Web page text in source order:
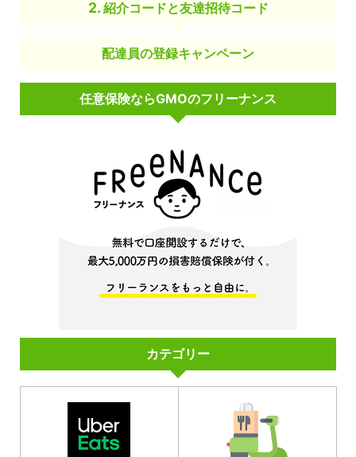
紹介コードと友達招待コード
配達員の登録キャンペーン
任意保険ならGMOのフリーナンス
カテゴリー